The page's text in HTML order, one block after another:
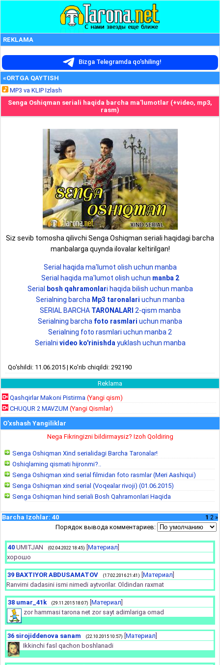
REKLAMA
Bizga Telegramda qo'shiling!
«ORTGA QAYTISH
MP3 va KLIP Izlash
Senga Oshiqman seriali haqida barcha ma'lumotlar (+video, mp3,
rasm)
Siz sevib tomosha qilivchi Senga Oshiqman seriali haqidagi barcha
manbalarga quynda ilovalar keltirilgan!
Serial haqida ma'lumot olish uchun manba
Serial haqida ma'lumot olish uchun manba 2
Serial
bosh qahramonlari haqida bilish uchun manba
Serialning barcha Mp3 taronalari uchun manba
SERIAL BARCHA TARONALARI 2-qism manba
Serialning barcha foto rasmlari uchun manba
Serialning foto rasmlari uchun manba 2
Serialni video ko'rinishda yuklash uchun manba
Qo'shildi: 11.06.2015 | Ko'rib chiqildi: 292190
Reklama
Qashqirlar Makoni Pistirma (Yangi qism)
CHUQUR 2 MAVZUM (Yangi Qismlar)
O'xshash Yangiliklar
Nega Fikringizni bildirmaysiz? Izoh Qoldiring
Senga Oshiqman Xind serialidagi Barcha Taronalar!
Oshiqlarning qismati hijronmi?..
Senga Oshiqman xind serial filmidan foto rasmlar (Meri Aashiqui)
Senga Oshiqman xind serial (Voqealar rivoji) (01.06.2015)
Senga Oshiqman hind seriali Bosh Qahramonlari Haqida
Barcha Izohlar: 40 1 2 »
Порядок вывода комментариев:
40 UMITJAN (02.04.2022 18:45) Материал
хорошо
39 BAXTIYOR ABDUSAMATOV (17.02.2016 21:41) Материал
Ranvirni dadasini ismi nimedi aytvorilar. Oldindan raxmat
38 umar_41k (29.11.2015 18:07) Материал
zor hammasi tarona net zor sayt adimlariga omad
36 sirojiddenova sanam (22.10.2015 10:57) Материал
Ikkinchi fasl qachon boshlanadi